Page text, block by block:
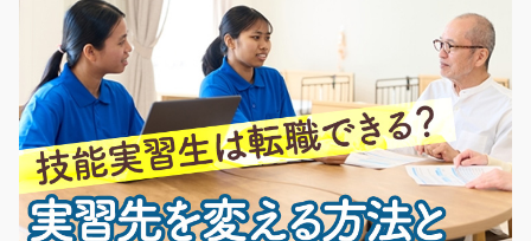
時給1150円～
福岡県糸島市
気になる
段ボールの組立作業/y11_01035